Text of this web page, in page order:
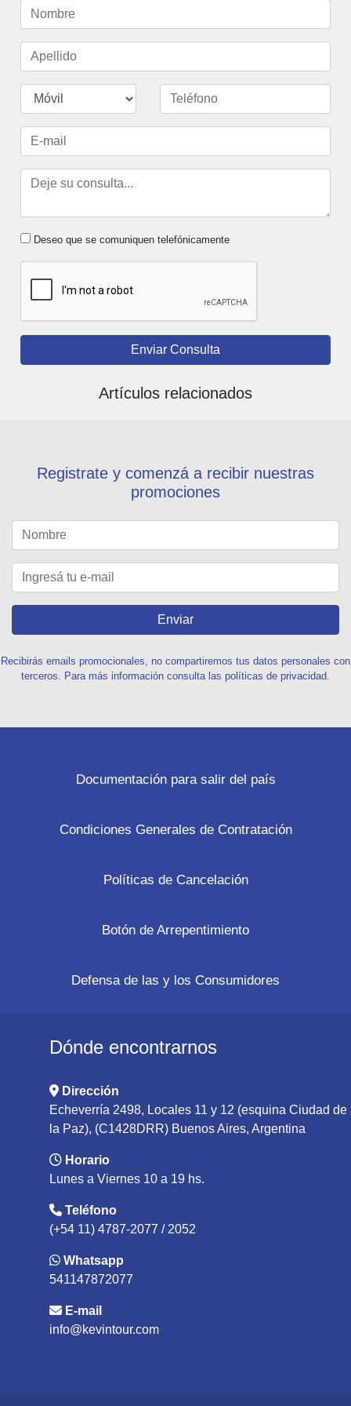
Deseo que se comuniquen telefónicamente
Enviar Consulta
Artículos relacionados
Registrate y comenzá a recibir nuestras
promociones
Enviar
Recibirás emails promocionales, no compartiremos tus datos personales con
terceros. Para más información consulta las políticas de privacidad.
Documentación para salir del país
Condiciones Generales de Contratación
Políticas de Cancelación
Botón de Arrepentimiento
Defensa de las y los Consumidores
Dónde encontrarnos
Dirección
Echeverría 2498, Locales 11 y 12 (esquina Ciudad de
la Paz), (C1428DRR) Buenos Aires, Argentina
Horario
Lunes a Viernes 10 a 19 hs.
Teléfono
(+54 11) 4787-2077 / 2052
Whatsapp
541147872077
E-mail
info@kevintour.com